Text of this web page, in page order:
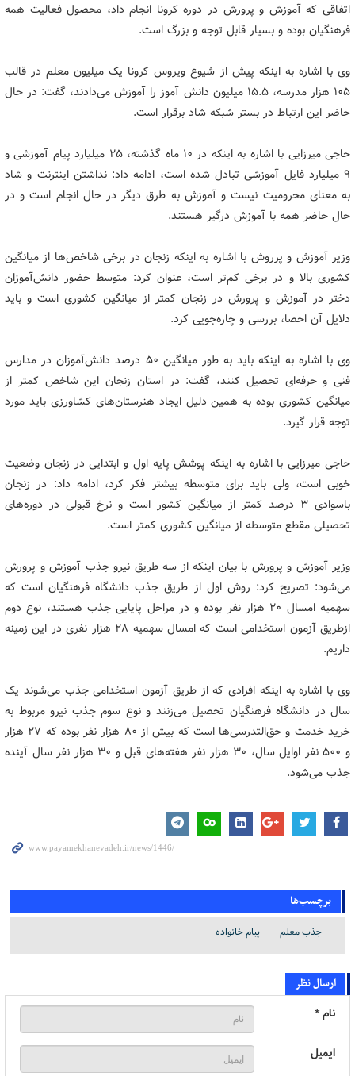
اتفاقی که آموزش و پرورش در دوره کرونا انجام داد، محصول فعالیت همه
فرهنگیان بوده و بسیار قابل توجه و بزرگ است.
وی با اشاره به اینکه پیش از شیوع ویروس کرونا یک میلیون معلم در قالب
۱۰۵ هزار مدرسه، ۱۵.۵ میلیون دانش آموز را آموزش می‌دادند، گفت: در حال
حاضر این ارتباط در بستر شبکه شاد برقرار است.
حاجی میرزایی با اشاره به اینکه در ۱۰ ماه گذشته، ۲۵ میلیارد پیام آموزشی و
۹ میلیارد فایل آموزشی تبادل شده است، ادامه داد: نداشتن اینترنت و شاد
به معنای محرومیت نیست و آموزش به طرق دیگر در حال انجام است و در
حال حاضر همه با آموزش درگیر هستند.
وزیر آموزش و پرروش با اشاره به اینکه زنجان در برخی شاخص‌ها از میانگین
کشوری بالا و در برخی کم‌تر است، عنوان کرد: متوسط حضور دانش‌آموزان
دختر در آموزش و پرورش در زنجان کمتر از میانگین کشوری است و باید
دلایل آن احصا، بررسی و چاره‌جویی کرد.
وی با اشاره به اینکه باید به طور میانگین ۵۰ درصد دانش‌آموزان در مدارس
فنی و حرفه‌ای تحصیل کنند، گفت: در استان زنجان این شاخص کمتر از
میانگین کشوری بوده به همین دلیل ایجاد هنرستان‌های کشاورزی باید مورد
توجه قرار گیرد.
حاجی میرزایی با اشاره به اینکه پوشش پایه اول و ابتدایی در زنجان وضعیت
خوبی است، ولی باید برای متوسطه بیشتر فکر کرد، ادامه داد: در زنجان
باسوادی ۳ درصد کمتر از میانگین کشور است و نرخ قبولی در دوره‌های
تحصیلی مقطع متوسطه از میانگین کشوری کمتر است.
وزیر آموزش و پرورش با بیان اینکه از سه طریق نیرو جذب آموزش و پرورش
می‌شود: تصریح کرد: روش اول از طریق جذب دانشگاه فرهنگیان است که
سهمیه امسال ۲۰ هزار نفر بوده و در مراحل پایایی جذب هستند، نوع دوم
ازطریق آزمون استخدامی است که امسال سهمیه ۲۸ هزار نفری در این زمینه
داریم.
وی با اشاره به اینکه افرادی که از طریق آزمون استخدامی جذب می‌شوند یک
سال در دانشگاه فرهنگیان تحصیل می‌زنند و نوع سوم جذب نیرو مربوط به
خرید خدمت و حق‌التدرسی‌ها است که بیش از ۸۰ هزار نفر بوده که ۲۷ هزار
و ۵۰۰ نفر اوایل سال، ۳۰ هزار نفر هفته‌های قبل و ۳۰ هزار نفر سال آینده
جذب می‌شود.
برچسب‌ها
جذب معلم پیام خانواده
ارسال نظر
نام *
ایمیل